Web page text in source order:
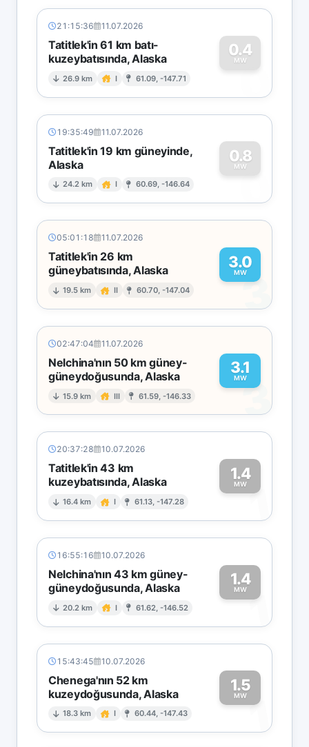
21:15:36 11.07.2026
Tatitlek'in 61 km batı-
kuzeybatısında, Alaska
26.9 km I 61.09, -147.71
0.4
MW
0
19:35:49 11.07.2026
Tatitlek'in 19 km güneyinde,
Alaska
24.2 km I 60.69, -146.64
0.8
MW
0
05:01:18 11.07.2026
Tatitlek'in 26 km
güneybatısında, Alaska
19.5 km II 60.70, -147.04
3.0
MW
3
02:47:04 11.07.2026
Nelchina'nın 50 km güney-
güneydoğusunda, Alaska
15.9 km III 61.59, -146.33
3.1
MW
3
20:37:28 10.07.2026
Tatitlek'in 43 km
kuzeybatısında, Alaska
16.4 km I 61.13, -147.28
1.4
MW1
16:55:16 10.07.2026
Nelchina'nın 43 km güney-
güneydoğusunda, Alaska
20.2 km I 61.62, -146.52
1.4
MW1
15:43:45 10.07.2026
Chenega'nın 52 km
kuzeydoğusunda, Alaska
18.3 km I 60.44, -147.43
1.5
MW1